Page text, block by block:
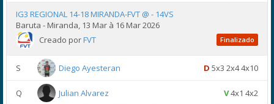
IG3 REGIONAL 14-18 MIRANDA-FVT @ - 14VS
Baruta - Miranda, 13 Mar à 16 Mar 2026
Creado porFVT Finalizado
S Diego Ayesteran D 5x3 2x4 4x10
Q Julian Alvarez V4x1 4x2